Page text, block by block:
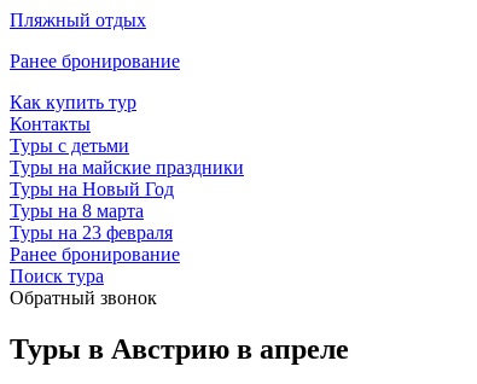
Пляжный отдых
Ранее бронирование
Как купить тур
Контакты
Туры с детьми
Туры на майские праздники
Туры на Новый Год
Туры на 8 марта
Туры на 23 февраля
Ранее бронирование
Поиск тура
Обратный звонок
Туры в Австрию в апреле